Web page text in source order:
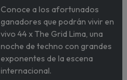
Conoce a los afortunados
ganadores que podrán vivir en
vivo 44 x The Grid Lima, una
noche de techno con grandes
exponentes de la escena
internacional.